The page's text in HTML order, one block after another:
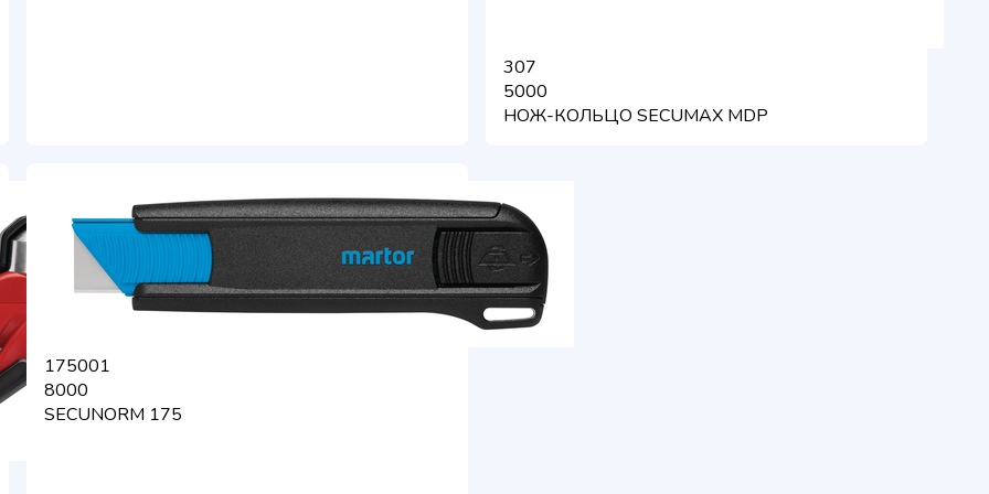
307
5000
НОЖ-КОЛЬЦО SECUMAX MDP
175001
8000
SECUNORM 175